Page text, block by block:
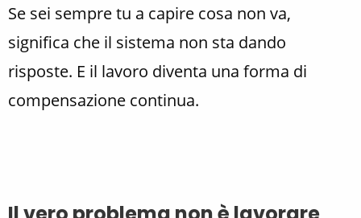
Se sei sempre tu a capire cosa non va,
significa che il sistema non sta dando
risposte. E il lavoro diventa una forma di
compensazione continua.